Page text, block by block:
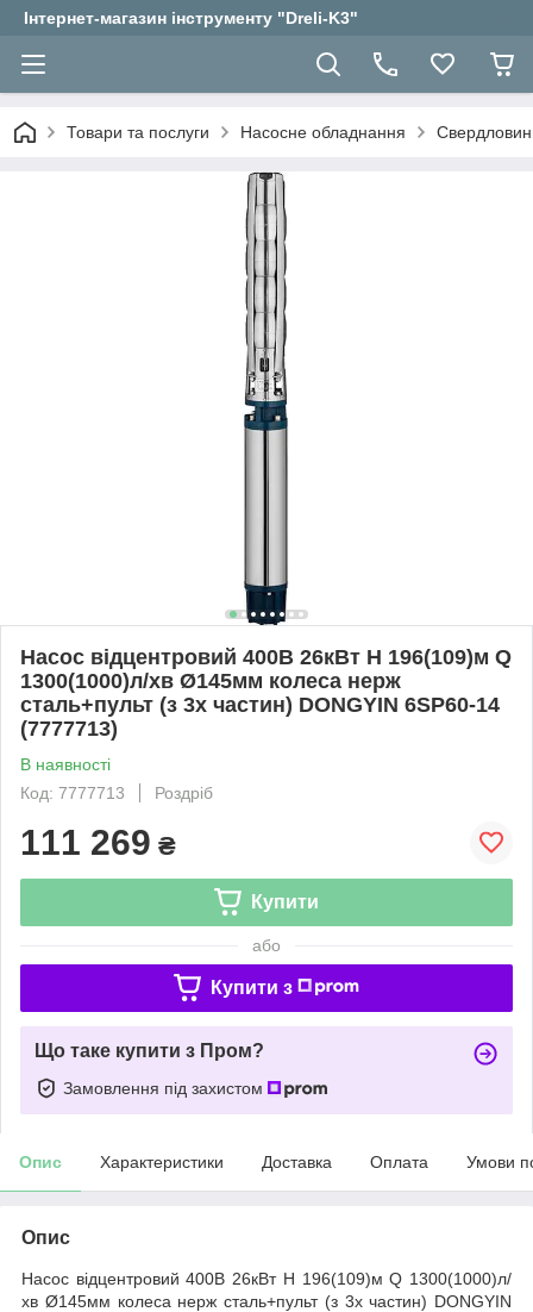
Інтернет-магазин інструменту "Dreli-K3"
Товари та послуги Насосне обладнання
Насос відцентровий 400В 26кВт H 196(109)м Q
1300(1000)л/хв Ø145мм колеса нерж
сталь+пульт (з 3х частин) DONGYIN 6SP60-14
(7777713)
В наявності
Код: 7777713
Роздріб
111 269 ₴
Купити
або
Купити з
Що таке купити з Пром?
Замовлення під захистом
Опис Характеристики Доставка Оплата Умови
Опис
Насос відцентровий 400В 26кВт H 196(109)м Q 1300(1000)л/
хв Ø145мм колеса нерж сталь+пульт (з 3х частин) DONGYIN